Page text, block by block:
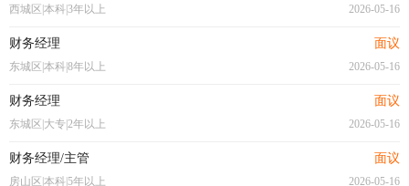
西城区|本科|3年以上 2026-05-16
财务经理 面议
东城区|本科|8年以上 2026-05-16
财务经理 面议
东城区|大专|2年以上 2026-05-16
财务经理/主管 面议
房山区|本科|5年以上 2026-05-16